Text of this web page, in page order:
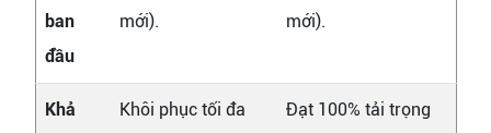
ban
đầu
mới).
mới).
Khả
Khôi phục tối đa
Đạt 100% tải trọng